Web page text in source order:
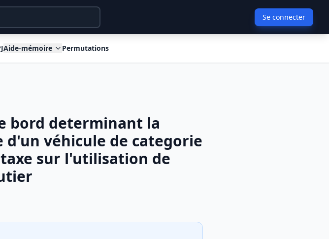
Se connecter
Aide-mémoire Permutations
bord determinant la
d'un véhicule de categorie
sur l'utilisation de